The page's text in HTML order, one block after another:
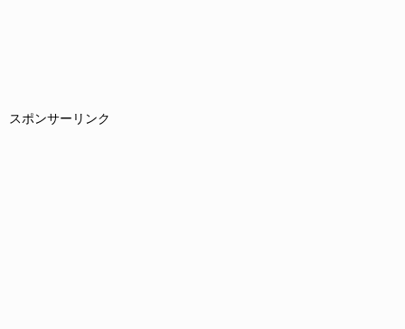
スポンサーリンク